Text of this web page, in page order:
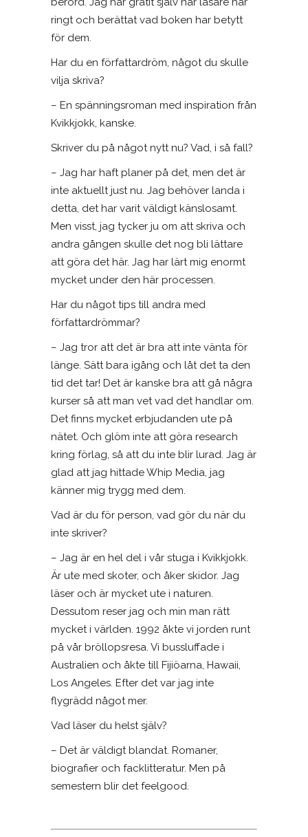
ringt och berättat vad boken har betytt
för dem.
Har du en författardröm, något du skulle
vilja skriva?
– En spänningsroman med inspiration från
Kvikkjokk, kanske.
Skriver du på något nytt nu? Vad, i så fall?
– Jag har haft planer på det, men det är
inte aktuellt just nu. Jag behöver landa i
detta, det har varit väldigt känslosamt.
Men visst, jag tycker ju om att skriva och
andra gången skulle det nog bli lättare
att göra det här. Jag har lärt mig enormt
mycket under den här processen.
Har du något tips till andra med
författardrömmar?
– Jag tror att det är bra att inte vänta för
länge. Sätt bara igång och låt det ta den
tid det tar! Det är kanske bra att gå några
kurser så att man vet vad det handlar om.
Det finns mycket erbjudanden ute på
nätet. Och glöm inte att göra research
kring förlag, så att du inte blir lurad. Jag är
glad att jag hittade Whip Media, jag
känner mig trygg med dem.
Vad är du för person, vad gör du när du
inte skriver?
– Jag är en hel del i vår stuga i Kvikkjokk.
Är ute med skoter, och åker skidor. Jag
läser och är mycket ute i naturen.
Dessutom reser jag och min man rätt
mycket i världen. 1992 åkte vi jorden runt
på vår bröllopsresa. Vi bussluffade i
Australien och åkte till Fijiöarna, Hawaii,
Los Angeles. Efter det var jag inte
flygrädd något mer.
Vad läser du helst själv?
– Det är väldigt blandat. Romaner,
biografier och facklitteratur. Men på
semestern blir det feelgood.